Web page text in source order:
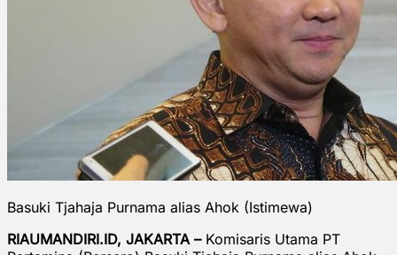
Basuki Tjahaja Purnama alias Ahok (Istimewa)
RIAUMANDIRI.ID, JAKARTA – Komisaris Utama PT